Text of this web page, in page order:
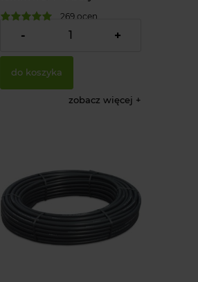
269 ocen
3,90 zł
- +
do koszyka
zobacz więcej